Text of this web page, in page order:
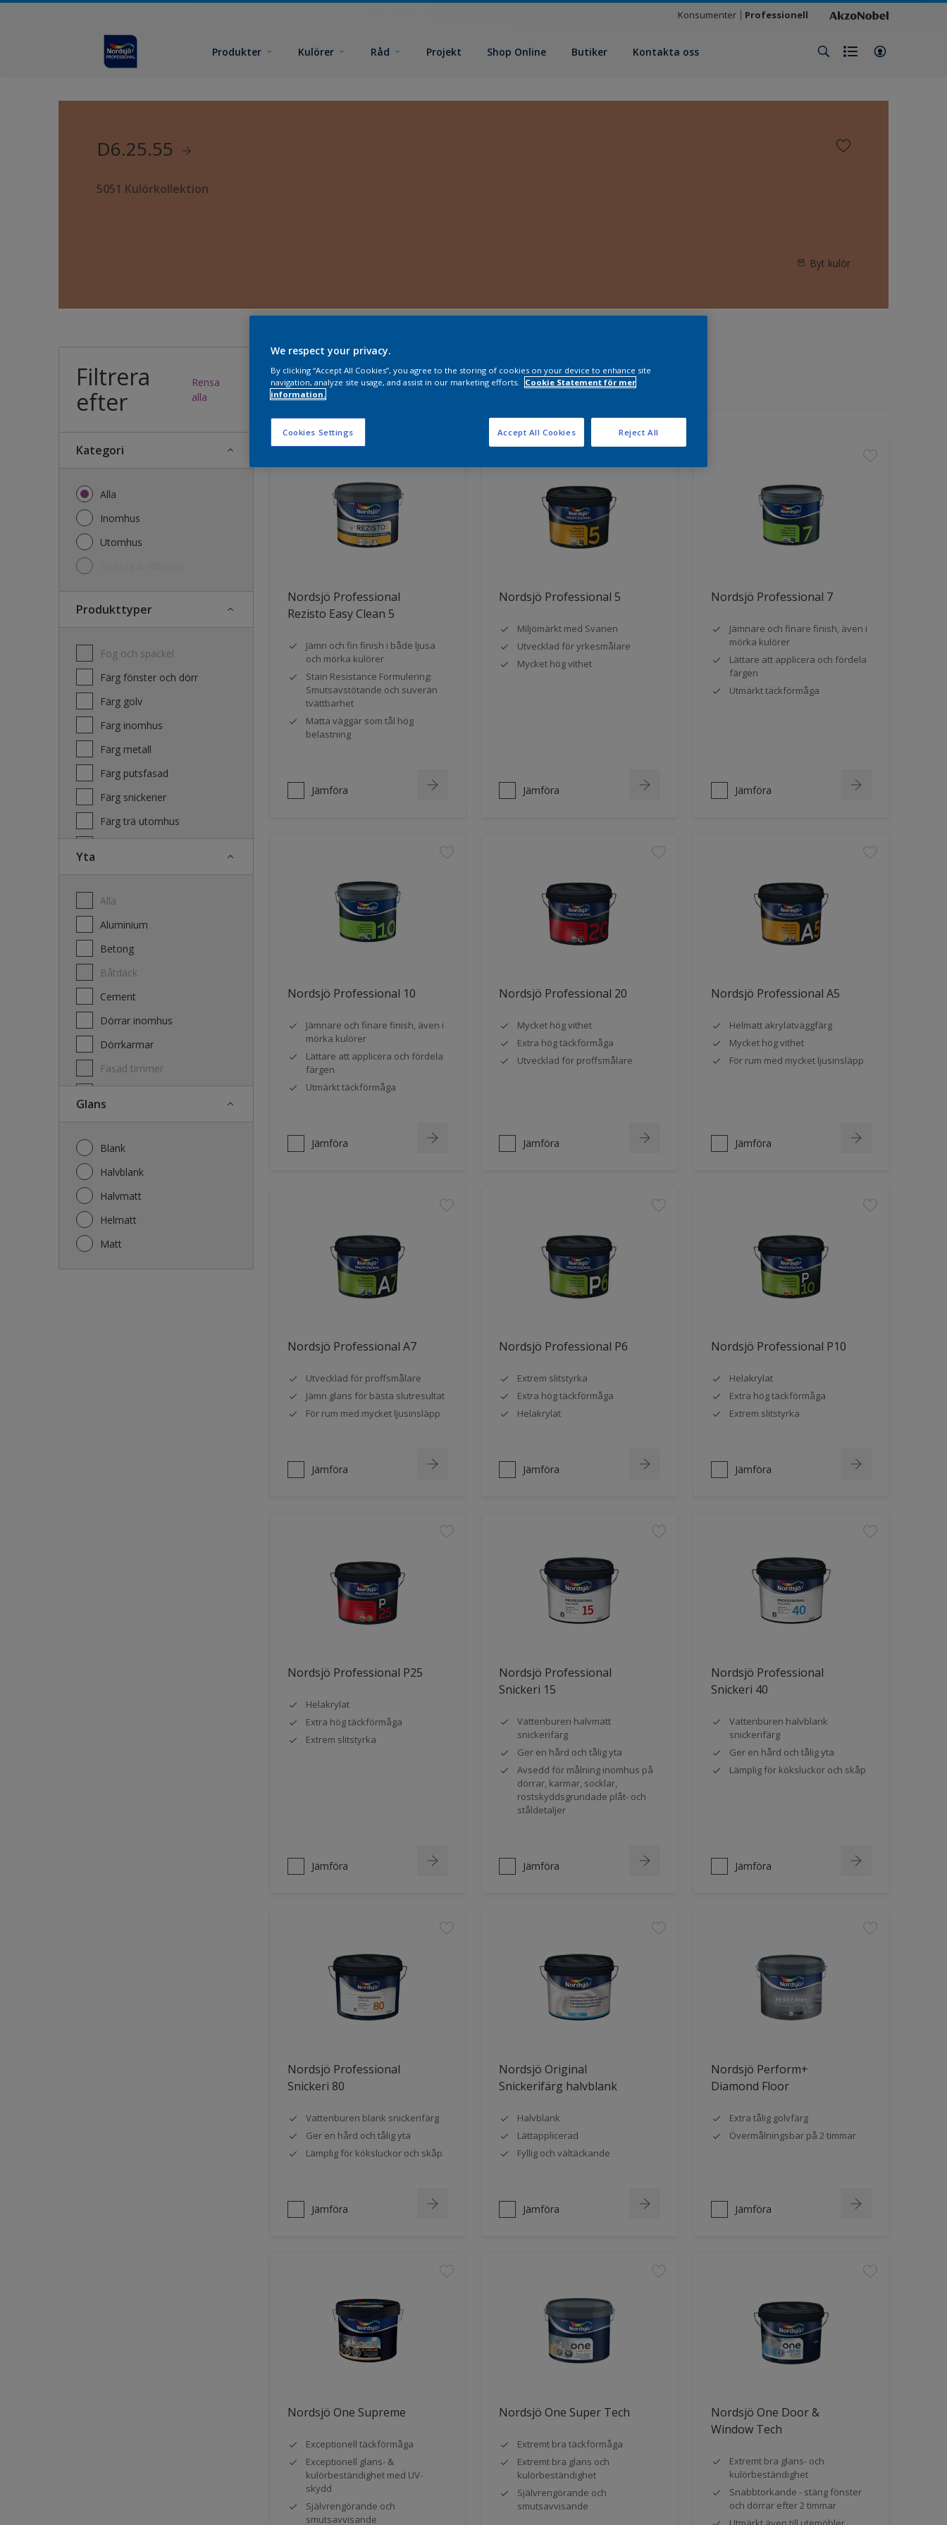
Konsumenter Professionell
Produkter Kulörer Råd Projekt Shop Online Butiker Kontakta oss
D6.25.55
5051 Kulörkollektion
Byt kulör
Filtrera
efter
Rensa
alla
Kategori
Alla
Inomhus
Utomhus
Produkttyper
Fog och spackel
Färg fönster och dörr
Färg golv
Färg inomhus
Färg metall
Färg putsfasad
Färg snickerier
Färg trä utomhus
Yta
Alla
Aluminium
Betong
Båtdäck
Cement
Dörrar inomhus
Dörrkarmar
Fasad timmer
Glans
Blank
Halvblank
Halvmatt
Helmatt
Matt
Vilka produkter behöver du?
31produkter hittade
Nordsjö Professional
Rezisto Easy Clean 5
Jämn och fin finish i både ljusa
och mörka kulörer
Stain Resistance Formulering:
Smutsavstötande och suverän
tvättbarhet
Matta väggar som tål hög
belastning
Jämföra
Nordsjö Professional 5
Miljömärkt med Svanen
Utvecklad för yrkesmålare
Mycket hög vithet
Jämföra
Nordsjö Professional 7
Jämnare och finare finish, även i
mörka kulörer
Lättare att applicera och fördela
färgen
Utmärkt täckförmåga
Jämföra
Nordsjö Professional 10
Jämnare och finare finish, även i
mörka kulörer
Lättare att applicera och fördela
färgen
Utmärkt täckförmåga
Jämföra
Nordsjö Professional 20
Mycket hög vithet
Extra hög täckförmåga
Utvecklad för proffsmålare
Jämföra
Nordsjö Professional A5
Helmatt akrylatväggfärg
Mycket hög vithet
För rum med mycket ljusinsläpp
Jämföra
Nordsjö Professional A7
Utvecklad för proffsmålare
Jämn glans för bästa slutresultat
För rum med mycket ljusinsläpp
Jämföra
Nordsjö Professional P6
Extrem slitstyrka
Extra hög täckförmåga
Helakrylat
Jämföra
Nordsjö Professional P10
Helakrylat
Extra hög täckförmåga
Extrem slitstyrka
Jämföra
Nordsjö Professional P25
Helakrylat
Extra hög täckförmåga
Extrem slitstyrka
Jämföra
Nordsjö Professional
Snickeri 15
Vattenburen halvmatt
snickerifärg
Ger en hård och tålig yta
Avsedd för målning inomhus på
dörrar, karmar, socklar,
rostskyddsgrundade plåt- och
ståldetaljer
Jämföra
Nordsjö Professional
Snickeri 40
Vattenburen halvblank
snickerifärg
Ger en hård och tålig yta
Lämplig för köksluckor och skåp
Jämföra
Nordsjö Professional
Snickeri 80
Vattenburen blank snickerifärg
Ger en hård och tålig yta
Lämplig för köksluckor och skåp
Jämföra
Nordsjö Original
Snickerifärg halvblank
Halvblank
Lättapplicerad
Fyllig och vältäckande
Jämföra
Nordsjö Perform+
Diamond Floor
Extra tålig golvfärg
Övermålningsbar på 2 timmar
Jämföra
Nordsjö One Supreme
Exceptionell täckförmåga
Exceptionell glans- &
kulörbeständighet med UV-
skydd
Självrengörande och
smutsavvisande
Nordsjö One Super Tech
Extremt bra täckförmåga
Extremt bra glans och
kulörbeständighet
Självrengörande och
smutsavvisande
Nordsjö One Door &
Window Tech
Extremt bra glans- och
kulörbeständighet
Snabbtorkande - stäng fönster
och dörrar efter 2 timmar
We respect your privacy.
By clicking “Accept All Cookies”, you agree to the storing of cookies on your device to enhance site
navigation, analyze site usage, and assist in our marketing efforts.
Cookie Statement för mer
information.
Cookies Settings Reject All
Accept All Cookies